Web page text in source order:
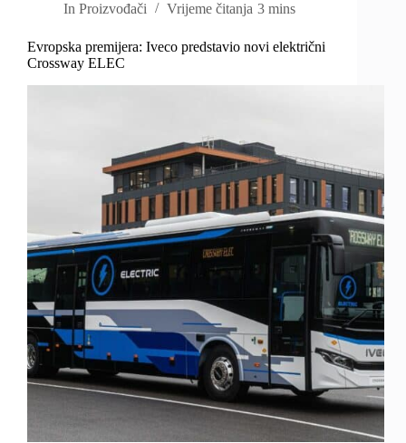
In Proizvođači Vrijeme čitanja 3 mins
Evropska premijera: Iveco predstavio novi električni
Crossway ELEC